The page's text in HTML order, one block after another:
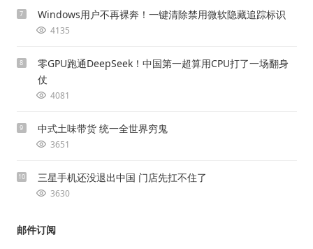
7 Windows用户不再裸奔！一键清除禁用微软隐藏追踪标识
4135
8
零GPU跑通DeepSeek！中国第一超算用CPU打了一场翻身
仗
4081
9 中式土味带货 统一全世界穷鬼
3651
10 三星手机还没退出中国 门店先扛不住了
3630
邮件订阅